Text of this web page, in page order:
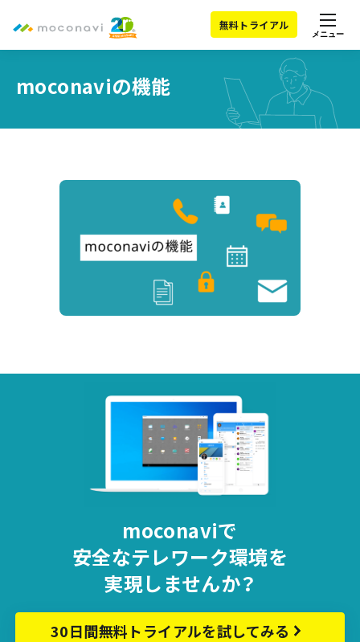
無料トライアル
メニュー
moconaviの機能
moconaviで
安全なテレワーク環境を
実現しませんか？
30日間無料トライアルを試してみる